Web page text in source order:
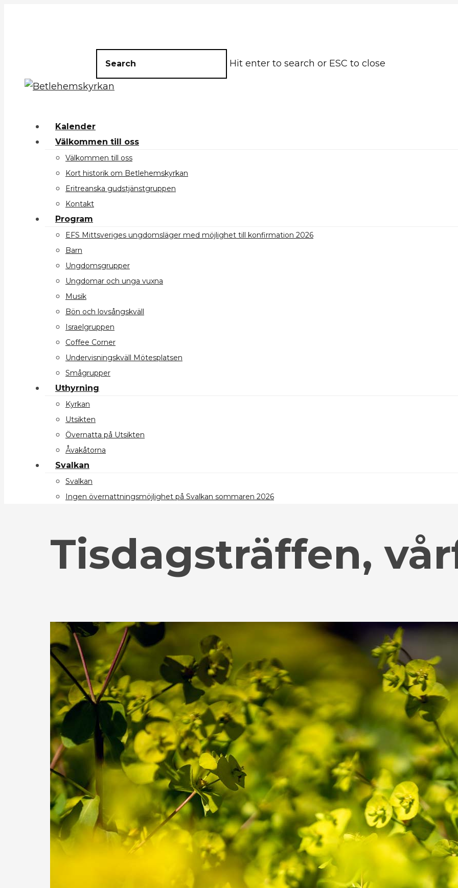
Hit enter to search or ESC to close
Kalender
Välkommen till oss
Välkommen till oss
Kort historik om Betlehemskyrkan
Eritreanska gudstjänstgruppen
Kontakt
Program
EFS Mittsveriges ungdomsläger med möjlighet till konfirmation 2026
Barn
Ungdomsgrupper
Ungdomar och unga vuxna
Musik
Bön och lovsångskväll
Israelgruppen
Coffee Corner
Undervisningskväll Mötesplatsen
Smågrupper
Uthyrning
Kyrkan
Utsikten
Övernatta på Utsikten
Åvakåtorna
Svalkan
Svalkan
Ingen övernattningsmöjlighet på Svalkan sommaren 2026
Tisdagsträffen,